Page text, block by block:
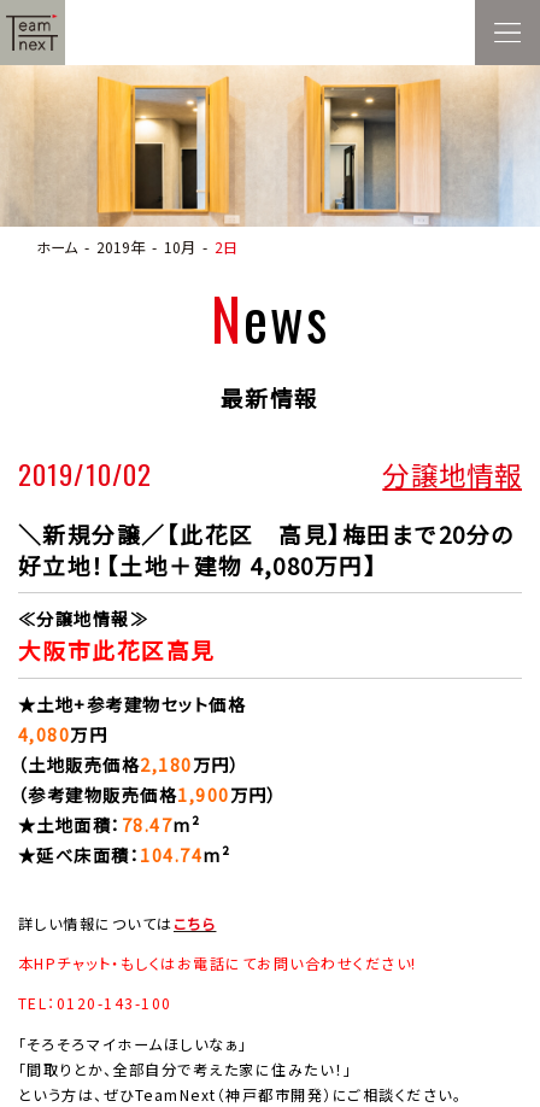
ホーム 2019年 10月 2日
News
最新情報
2019/10/02 分譲地情報
＼新規分譲／【此花区 高見】梅田まで20分の
好立地！【土地＋建物 4,080万円】
≪分譲地情報≫
大阪市此花区高見
★土地+参考建物セット価格
4,080万円
（土地販売価格2,180万円）
（参考建物販売価格1,900万円）
★土地面積： 78.47m²
★延べ床面積： 104.74m²
詳しい情報についてはこちら
本HPチャット・もしくはお電話にてお問い合わせください!
TEL：0120-143-100
「そろそろマイホームほしいなぁ」
「間取りとか、全部自分で考えた家に住みたい！」
という方は、ぜひTeamNext（神戸都市開発）にご相談ください。